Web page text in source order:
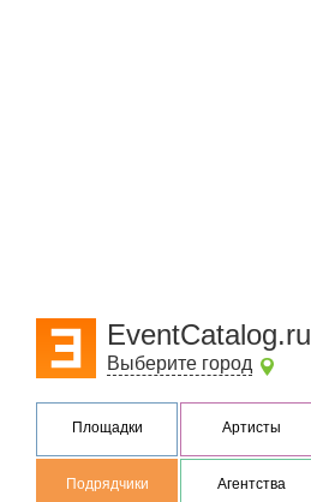
EventCatalog.ru
Выберите город
Площадки Артисты
Подрядчики Агентства